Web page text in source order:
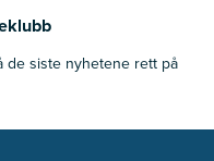
de siste nyhetene rett på